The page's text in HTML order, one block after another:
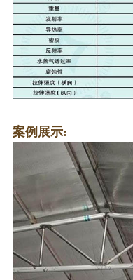
案例展示: